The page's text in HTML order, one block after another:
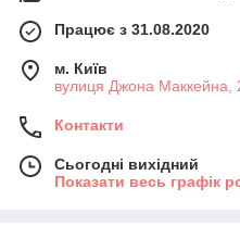
Працює з 31.08.2020
м. Київ
вулиця Джона Маккейна,
Контакти
Сьогодні вихідний
Показати весь графік